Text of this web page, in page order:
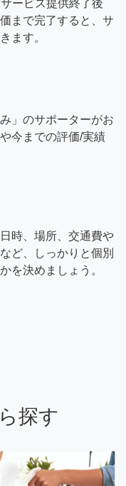
ービス提供終了後
まで完了すると、サ
ます。
」のサポーターがお
今までの評価/実績
時、場所、交通費や
ど、しっかりと個別
を決めましょう。
探す